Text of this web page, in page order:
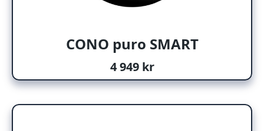
CONO puro SMART
4 949 kr